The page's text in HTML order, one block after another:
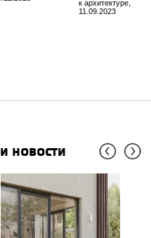
к архитектуре,
11.09.2023
новости